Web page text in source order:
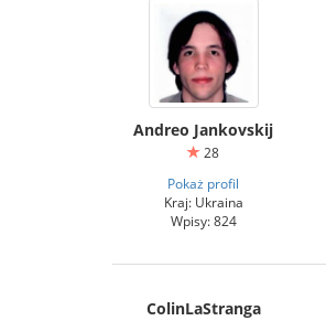
Andreo Jankovskij
28
Pokaż profil
Kraj: Ukraina
Wpisy: 824
ColinLaStranga